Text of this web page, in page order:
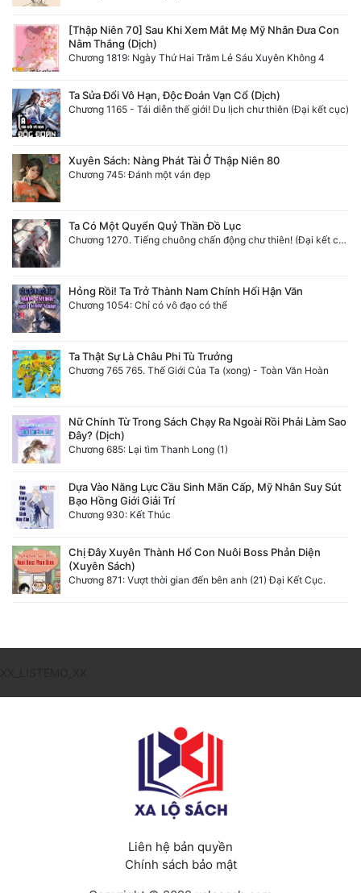
[Thập Niên 70] Sau Khi Xem Mắt Mẹ Mỹ Nhân Đưa Con
Nằm Thắng (Dịch)
Chương 1819: Ngày Thứ Hai Trăm Lẻ Sáu Xuyên Không 4
Ta Sửa Đổi Vô Hạn, Độc Đoán Vạn Cổ (Dịch)
Chương 1165 - Tái diễn thế giới! Du lịch chư thiên (Đại kết cục)
Xuyên Sách: Nàng Phát Tài Ở Thập Niên 80
Chương 745: Đánh một ván đẹp
Ta Có Một Quyển Quỷ Thần Đồ Lục
Chương 1270. Tiếng chuông chấn động chư thiên! (Đại kết cục)
Hỏng Rồi! Ta Trở Thành Nam Chính Hối Hận Văn
Chương 1054: Chỉ có vô đạo có thể
Ta Thật Sự Là Châu Phi Tù Trưởng
Chương 765 765. Thế Giới Của Ta (xong) - Toàn Văn Hoàn
Nữ Chính Từ Trong Sách Chạy Ra Ngoài Rồi Phải Làm Sao
Đây? (Dịch)
Chương 685: Lại tìm Thanh Long (1)
Dựa Vào Năng Lực Cầu Sinh Mãn Cấp, Mỹ Nhân Suy Sút
Bạo Hồng Giới Giải Trí
Chương 930: Kết Thúc
Chị Đây Xuyên Thành Hổ Con Nuôi Boss Phản Diện
(Xuyên Sách)
Chương 871: Vượt thời gian đến bên anh (21) Đại Kết Cục.
Liên hệ bản quyền
Chính sách bảo mật